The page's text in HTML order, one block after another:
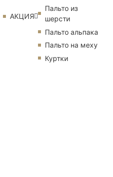
АКЦИЯ
Пальто из
шерсти
Пальто альпака
Пальто на меху
Куртки